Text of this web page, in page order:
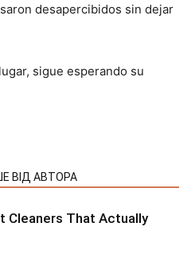
desapercibidos sin dejar
sigue esperando su
ВІД АВТОРА
Cleaners That Actually